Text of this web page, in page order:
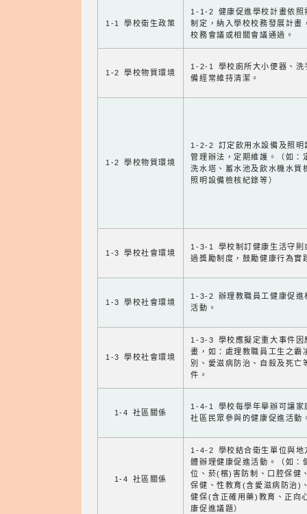
1-1 學校衛生政策
1-1-2 健康促進學校計畫依照
制定，納入學校校務發展計畫
校務會議或相關會議通過。
1-2 學校物質環境
1-2-1 學校廁所大小便器、洗
備經常維持清潔。
1-2 學校物質環境
1-2-2 訂定飲用水設備及照明
管理辦法，定期維護。（如：
洗水塔、蓄水池及飲水機水質
照明設備檢核紀錄等）
1-3 學校社會環境
1-3-1 學校制訂健康生活守則
過獎勵制度，鼓勵健康行為實
1-3 學校社會環境
1-3-2 辦理教職員工健康促進
活動。
1-3 學校社會環境
1-3-3 學校應擬定重大事件因
畫，如：處理教職員工生之霸
別、愛滋病防治、自殺及死亡
件。
1-4 社區關係
1-4-1 學校每學年舉辦可讓家
社區民眾參與的健康促進活動
1-4 社區關係
1-4-2 學校結合衛生單位與地
體辦理健康促進活動。（如：
位、菸(檳)害防制、口腔保健
保健、性教育(含愛滋病防治)
健保(含正確用藥)教育、正向
康促進議題）